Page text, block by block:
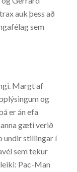
auk þess að
sem
Margt af
og
er án efa
gæti verið
undir stillingar í
sem tekur
Pac-Man